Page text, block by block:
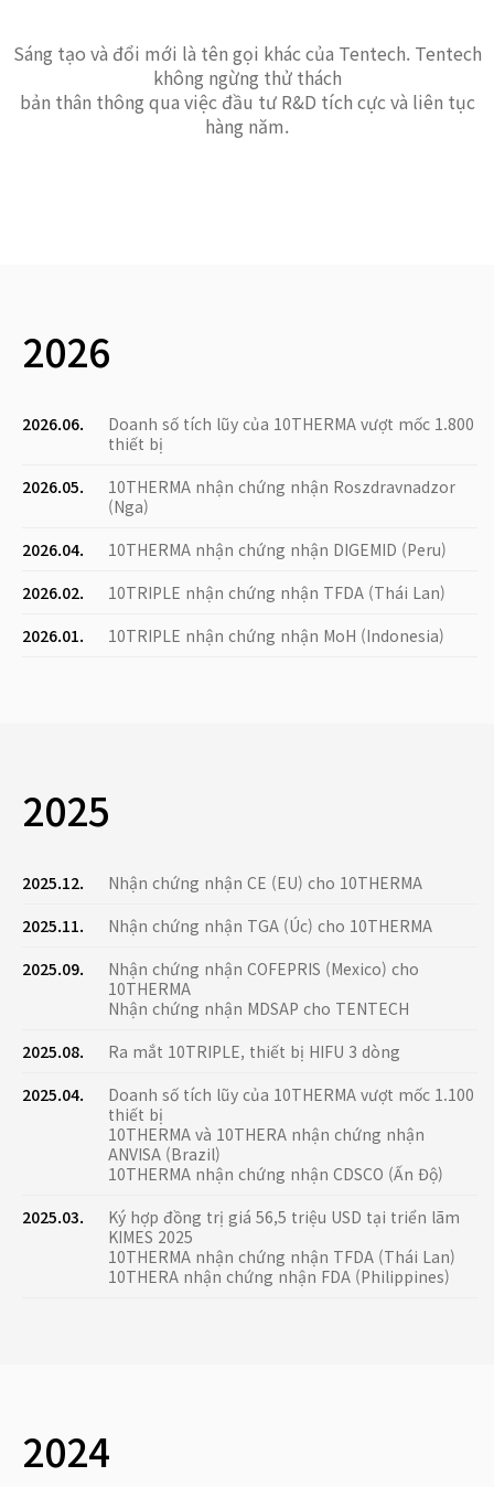
Sáng tạo và đổi mới là tên gọi khác của Tentech. Tentech
không ngừng thử thách
bản thân thông qua việc đầu tư R&D tích cực và liên tục
hàng năm.
2026
2026.06.
Doanh số tích lũy của 10THERMA vượt mốc 1.800
thiết bị
2026.05.
10THERMA nhận chứng nhận Roszdravnadzor
(Nga)
2026.04.
10THERMA nhận chứng nhận DIGEMID (Peru)
2026.02.
10TRIPLE nhận chứng nhận TFDA (Thái Lan)
2026.01.
10TRIPLE nhận chứng nhận MoH (Indonesia)
2025
2025.12.
Nhận chứng nhận CE (EU) cho 10THERMA
2025.11.
Nhận chứng nhận TGA (Úc) cho 10THERMA
2025.09.
Nhận chứng nhận COFEPRIS (Mexico) cho
10THERMA
Nhận chứng nhận MDSAP cho TENTECH
2025.08.
Ra mắt 10TRIPLE, thiết bị HIFU 3 dòng
2025.04.
Doanh số tích lũy của 10THERMA vượt mốc 1.100
thiết bị
10THERMA và 10THERA nhận chứng nhận
ANVISA (Brazil)
10THERMA nhận chứng nhận CDSCO (Ấn Độ)
2025.03.
Ký hợp đồng trị giá 56,5 triệu USD tại triển lãm
KIMES 2025
10THERMA nhận chứng nhận TFDA (Thái Lan)
10THERA nhận chứng nhận FDA (Philippines)
2024